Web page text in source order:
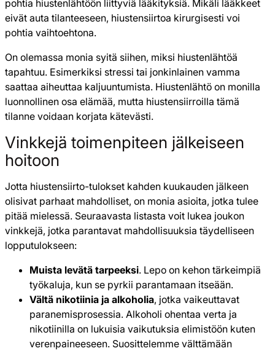
pohtia hiustenlähtöön liittyviä lääkityksiä. Mikäli lääkkeet
eivät auta tilanteeseen, hiustensiirtoa kirurgisesti voi
pohtia vaihtoehtona.
On olemassa monia syitä siihen, miksi hiustenlähtöä
tapahtuu. Esimerkiksi stressi tai jonkinlainen vamma
saattaa aiheuttaa kaljuuntumista. Hiustenlähtö on monilla
luonnollinen osa elämää, mutta hiustensiirroilla tämä
tilanne voidaan korjata kätevästi.
Vinkkejä toimenpiteen jälkeiseen
hoitoon
Jotta hiustensiirto-tulokset kahden kuukauden jälkeen
olisivat parhaat mahdolliset, on monia asioita, jotka tulee
pitää mielessä. Seuraavasta listasta voit lukea joukon
vinkkejä, jotka parantavat mahdollisuuksia täydelliseen
lopputulokseen:
Muista levätä tarpeeksi. Lepo on kehon tärkeimpiä
työkaluja, kun se pyrkii parantamaan itseään.
Vältä nikotiinia ja alkoholia, jotka vaikeuttavat
paranemisprosessia. Alkoholi ohentaa verta ja
nikotiinilla on lukuisia vaikutuksia elimistöön kuten
verenpaineeseen. Suosittelemme välttämään